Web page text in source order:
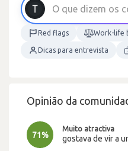
O que d izem os c
Red flags Work-life
Dicas para entrevista
Opinião da
71%
Muito atractiva
gostava de vir a